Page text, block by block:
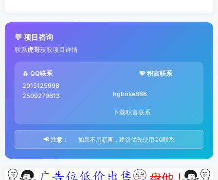
💬 项目咨询
联系虎哥获取项目详情
🐧 QQ联系
2015125998
2509279613
💚 积言联系
hgboke888
下载积言联系
📢 注意： 如果不用积言，建议优先使用QQ联系